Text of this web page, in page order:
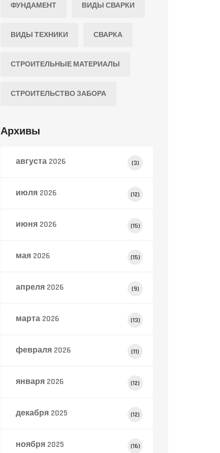
ФУНДАМЕНТ ВИДЫ СВАРКИ
ВИДЫ ТЕХНИКИ СВАРКА
СТРОИТЕЛЬНЫЕ МАТЕРИАЛЫ
СТРОИТЕЛЬСТВО ЗАБОРА
Архивы
августа 2026 (3)
июля 2026 (12)
июня 2026 (15)
мая 2026 (15)
апреля 2026 (9)
марта 2026 (13)
февраля 2026 (11)
января 2026 (12)
декабря 2025 (12)
ноября 2025 (16)